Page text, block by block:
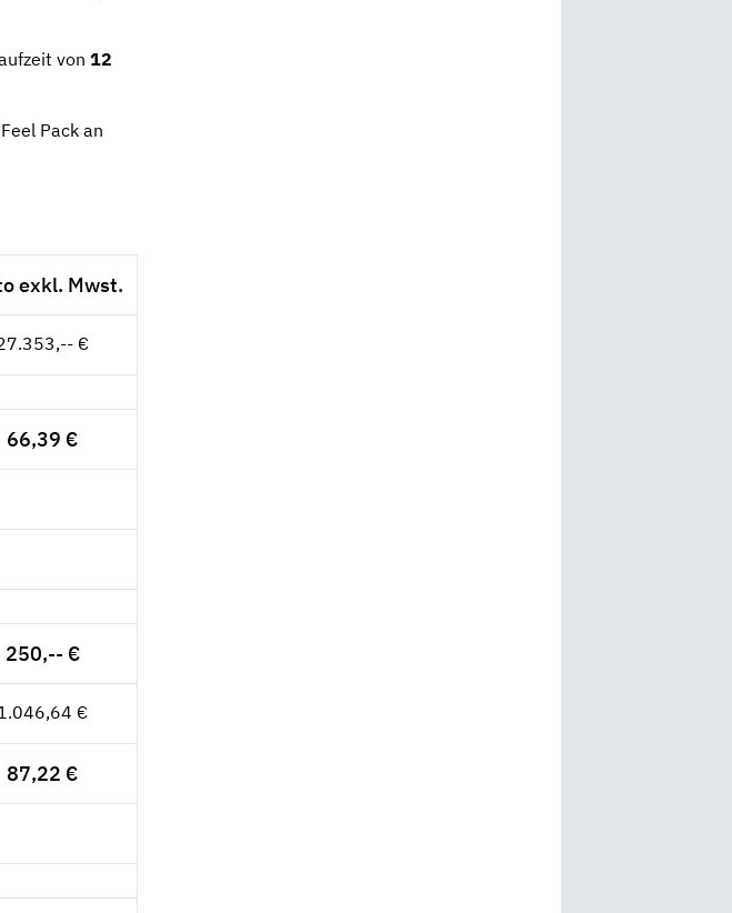
von 12
Pack an
exkl. Mwst.
€
66,39 €
250,-- €
€
87,22 €